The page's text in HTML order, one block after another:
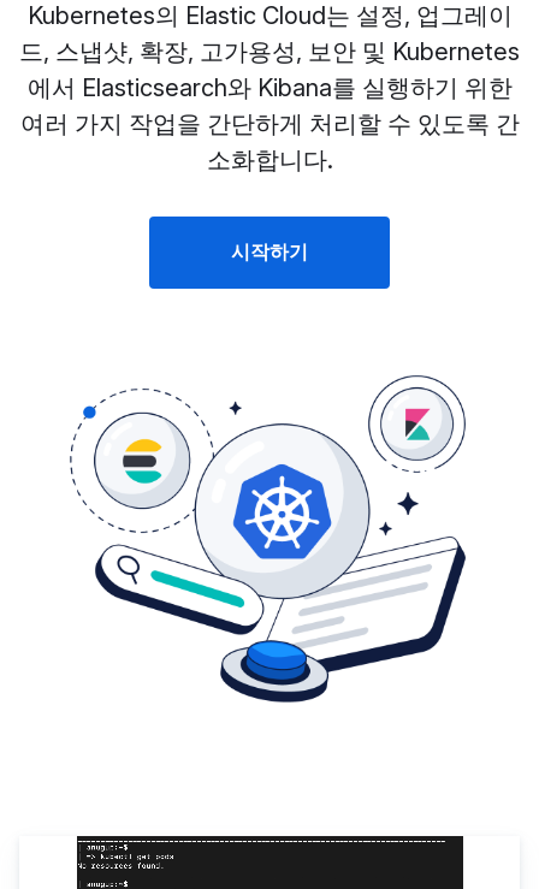
Kubernetes의 Elastic Cloud는 설정, 업그레이
드, 스냅샷, 확장, 고가용성, 보안 및 Kubernetes
에서 Elasticsearch와 Kibana를 실행하기 위한
여러 가지 작업을 간단하게 처리할 수 있도록 간
소화합니다.
시작하기
Kubernetes의&nbsp;Elastic